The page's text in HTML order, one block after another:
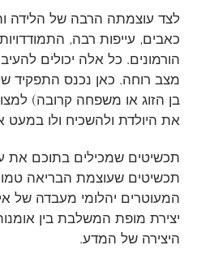
לצד עוצמתה הרבה של הלידה
כאבים, עייפות רבה,
הורמונים. כל אלה יכולים
מצב רוחה. כאן נכנס התפקיד
בן הזוג או משפחה קרובה)
את היולדת ולהשכיח ולו במעט
תכשיטים שמכילים בתוכם את
תכשיטים שעוצמת הבריאה
המעוטרים יהלומי מעבדה של
יצירת מופת המשלבת בין
היצירה של המדע.